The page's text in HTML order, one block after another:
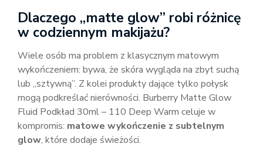
Dlaczego „matte glow” robi różnicę
w codziennym makijażu?
Wiele osób ma problem z klasycznym matowym
wykończeniem: bywa, że skóra wygląda na zbyt suchą
lub „sztywną”. Z kolei produkty dające tylko połysk
mogą podkreślać nierówności. Burberry Matte Glow
Fluid Podkład 30ml – 110 Deep Warm celuje w
kompromis: matowe wykończenie z subtelnym
glow, które dodaje świeżości.